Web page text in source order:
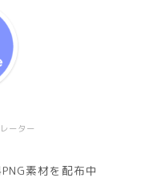
ーター
素材を配布中